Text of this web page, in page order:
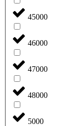
45000
46000
47000
48000
5000